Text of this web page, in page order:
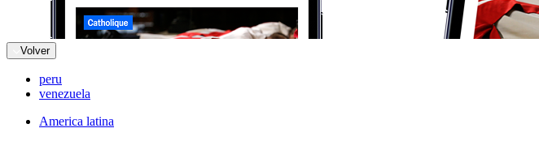
Volver
peru
venezuela
America latina